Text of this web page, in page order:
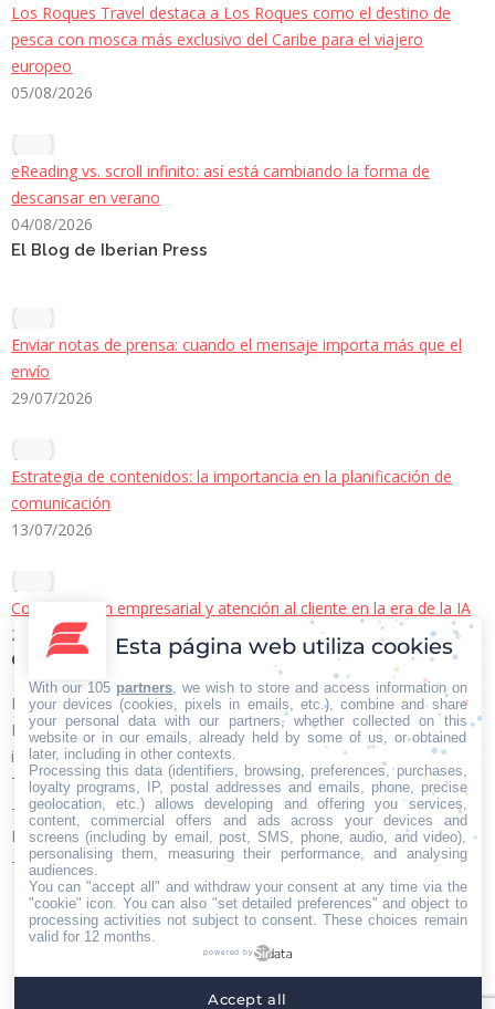
Los Roques Travel destaca a Los Roques como el destino de
pesca con mosca más exclusivo del Caribe para el viajero
europeo
05/08/2026
eReading vs. scroll infinito: así está cambiando la forma de
descansar en verano
04/08/2026
El Blog de Iberian Press
Enviar notas de prensa: cuando el mensaje importa más que el
envío
29/07/2026
Estrategia de contenidos: la importancia en la planificación de
comunicación
13/07/2026
Comunicación empresarial y atención al cliente en la era de la IA
22/06/2026
Contacto Iberian Press
Principales vías de contacto:
E-mail:
info@iberianpress.es
Teléfono:
+34 911863556
Fax:
+34 911863556
Encuéntranos en:
Facebook
page
X
page
YouTube
page
Rss
page
Home Quiénes somos Servicios Contacto
Esta página web utiliza cookies
With our 105 partners , we wish to store and access information on
your devices (cookies, pixels in emails, etc.), combine and share
your personal data with our partners, whether collected on this
website or in our emails, already held by some of us, or obtained
later, including in other contexts.
Processing this data (identifiers, browsing, preferences, purchases,
loyalty programs, IP, postal addresses and emails, phone, precise
geolocation, etc.) allows developing and offering you services,
content, commercial offers and ads across your devices and
screens (including by email, post, SMS, phone, audio, and video),
personalising them, measuring their performance, and analysing
audiences.
You can "accept all" and withdraw your consent at any time via the
"cookie" icon . You can also "set detailed preferences" and object to
processing activities not subject to consent. These choices remain
valid for 12 months.
powered by
Accept all